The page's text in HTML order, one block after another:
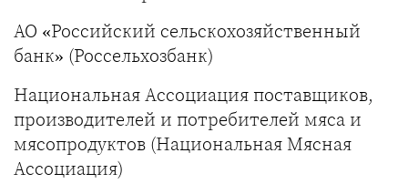
АО «Российский сельскохозяйственный
банк» (Россельхозбанк)
Национальная Ассоциация поставщиков,
производителей и потребителей мяса и
мясопродуктов (Национальная Мясная
Ассоциация)